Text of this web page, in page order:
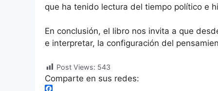
que ha tenido lectura del tiempo político e
En conclusión, el libro nos invita a que
e interpretar, la configuración del
Post Views: 543
Comparte en sus redes: